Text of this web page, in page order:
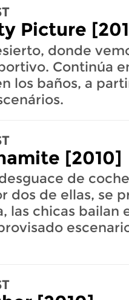
Picture
donde
Continúa
los baños, a
[2010]
de
dos de ellas, se
las chicas bailan